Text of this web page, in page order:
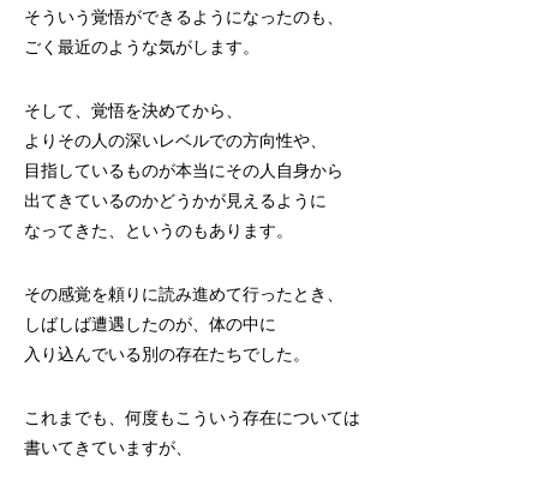
そういう覚悟ができるようになったのも、
ごく最近のような気がします。
そして、覚悟を決めてから、
よりその人の深いレベルでの方向性や、
目指しているものが本当にその人自身から
出てきているのかどうかが見えるように
なってきた、というのもあります。
その感覚を頼りに読み進めて行ったとき、
しばしば遭遇したのが、体の中に
入り込んでいる別の存在たちでした。
これまでも、何度もこういう存在については
書いてきていますが、